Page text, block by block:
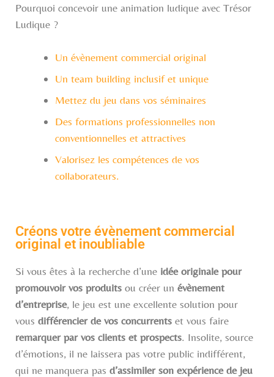
Pourquoi concevoir une animation ludique avec Trésor
Ludique ?
Un évènement commercial original
Un team building inclusif et unique
Mettez du jeu dans vos séminaires
Des formations professionnelles non
conventionnelles et attractives
Valorisez les compétences de vos
collaborateurs.
Créons votre évènement commercial
original et inoubliable
Si vous êtes à la recherche d’une idée originale pour
promouvoir vos produits ou créer un évènement
d’entreprise, le jeu est une excellente solution pour
vous différencier de vos concurrents et vous faire
remarquer par vos clients et prospects. Insolite, source
d’émotions, il ne laissera pas votre public indifférent,
qui ne manquera pas d’assimiler son expérience de jeu